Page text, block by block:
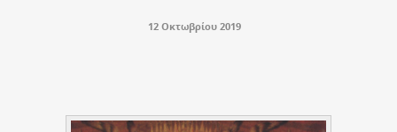
12 Οκτωβρίου 2019